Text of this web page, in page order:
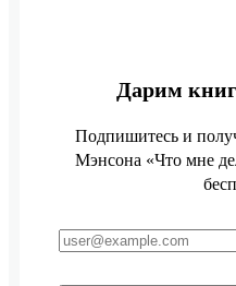
Дарим
Подпишитесь и
Мэнсона «Что мне